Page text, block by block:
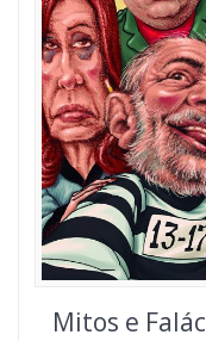
Mitos e